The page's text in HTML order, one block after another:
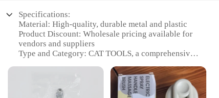
Specifications:
Material: High-quality, durable metal and plastic
Product Discount: Wholesale pricing available for
vendors and suppliers
Type and Category: CAT TOOLS, a comprehensive
Design and Style: Ergonomic design for
Usage and Purpose: Ideal for various tasks, from